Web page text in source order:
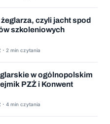
czyli jacht spod
szkoleniowych
2 min czytania
w ogólnopolskim
PZŻ i Konwent
4 min czytania